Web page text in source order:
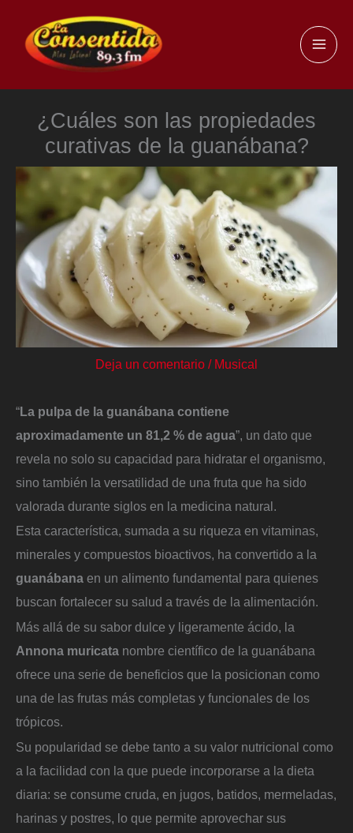
contenido
¿Cuáles son las propiedades
curativas de la guanábana?
Deja un comentario / Musical
“La pulpa de la guanábana contiene
aproximadamente un 81,2 % de agua”, un dato que
revela no solo su capacidad para hidratar el organismo,
sino también la versatilidad de una fruta que ha sido
valorada durante siglos en la medicina natural.
Esta característica, sumada a su riqueza en vitaminas,
minerales y compuestos bioactivos, ha convertido a la
guanábana en un alimento fundamental para quienes
buscan fortalecer su salud a través de la alimentación.
Más allá de su sabor dulce y ligeramente ácido, la
Annona muricata nombre científico de la guanábana
ofrece una serie de beneficios que la posicionan como
una de las frutas más completas y funcionales de los
trópicos.
Su popularidad se debe tanto a su valor nutricional como
a la facilidad con la que puede incorporarse a la dieta
diaria: se consume cruda, en jugos, batidos, mermeladas,
harinas y postres, lo que permite aprovechar sus